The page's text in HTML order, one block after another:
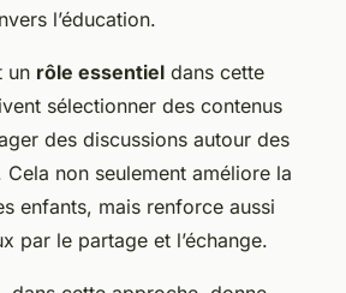
l’éducation.
un rôle essentiel dans cette
sélectionner des contenus
des discussions autour des
non seulement améliore la
enfants, mais renforce aussi
par le partage et l’échange.